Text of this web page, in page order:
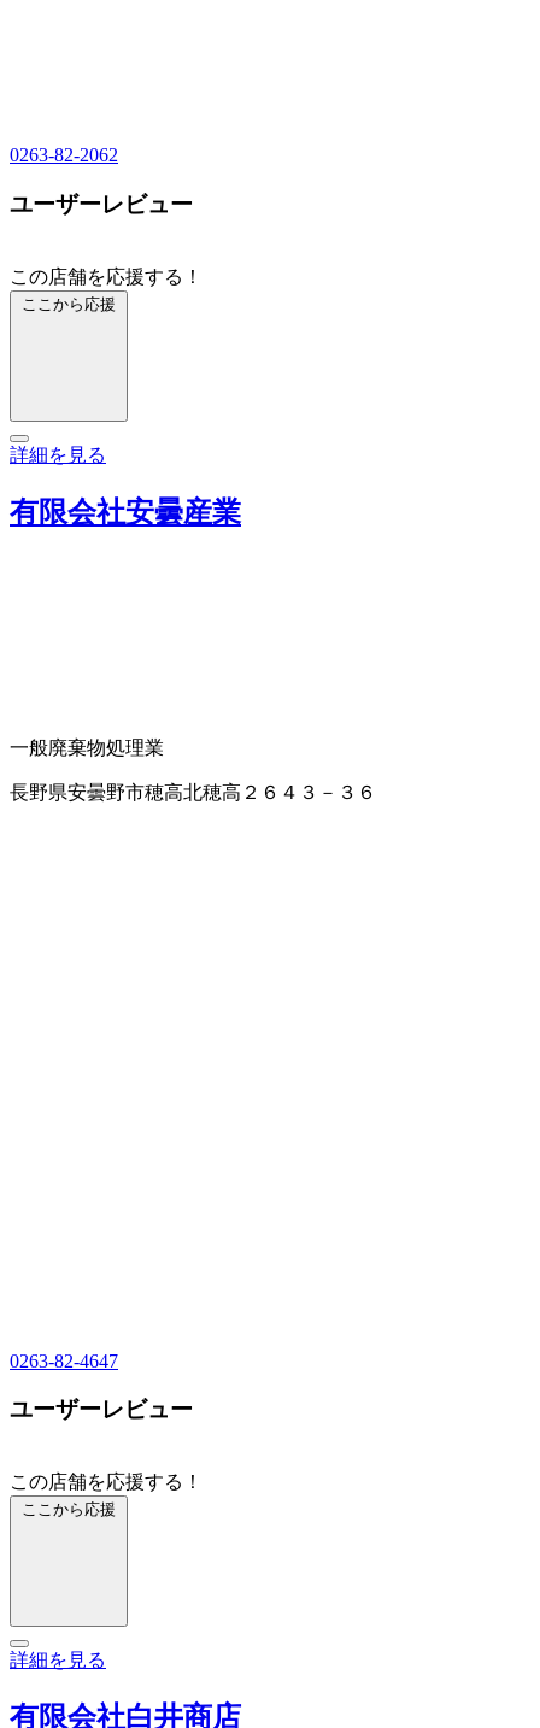
0263-82-2062
ユーザーレビュー
この店舗を応援する！
ここから応援
詳細を見る
有限会社安曇産業
一般廃棄物処理業
長野県安曇野市穂高北穂高２６４３－３６
0263-82-4647
ユーザーレビュー
この店舗を応援する！
ここから応援
詳細を見る
有限会社白井商店